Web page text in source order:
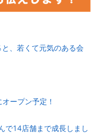
、若くて元気のある会
ープン予定！
で14店舗まで成長しまし